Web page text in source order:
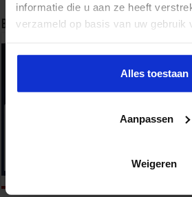
informatie die u aan ze heeft
verzameld op basis van uw gebruik
Alles toestaan
Aanpassen
Weigeren
Bekijk onze opleidingen